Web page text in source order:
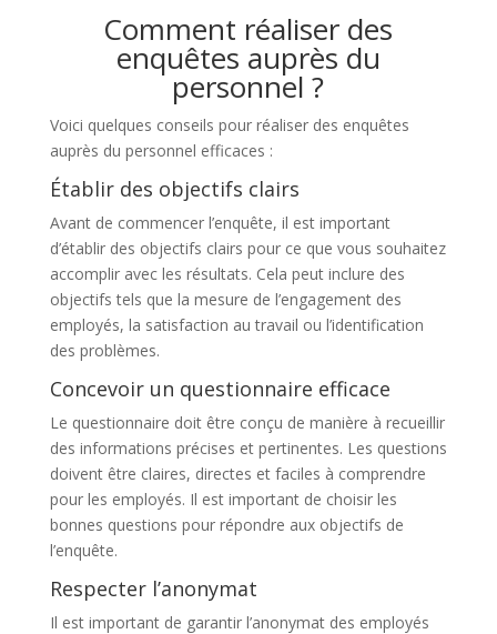
Comment réaliser des
enquêtes auprès du
personnel ?
Voici quelques conseils pour réaliser des enquêtes
auprès du personnel efficaces :
Établir des objectifs clairs
Avant de commencer l’enquête, il est important
d’établir des objectifs clairs pour ce que vous souhaitez
accomplir avec les résultats. Cela peut inclure des
objectifs tels que la mesure de l’engagement des
employés, la satisfaction au travail ou l’identification
des problèmes.
Concevoir un questionnaire efficace
Le questionnaire doit être conçu de manière à recueillir
des informations précises et pertinentes. Les questions
doivent être claires, directes et faciles à comprendre
pour les employés. Il est important de choisir les
bonnes questions pour répondre aux objectifs de
l’enquête.
Respecter l’anonymat
Il est important de garantir l’anonymat des employés